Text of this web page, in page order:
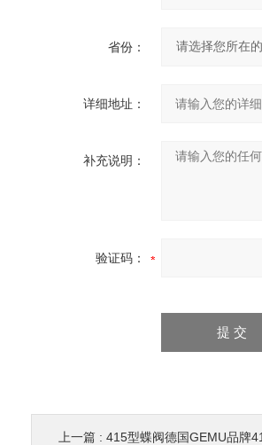
省份：
详细地址：
补充说明：
验证码：
上一篇 : 415型蝶阀德国GEMU品牌